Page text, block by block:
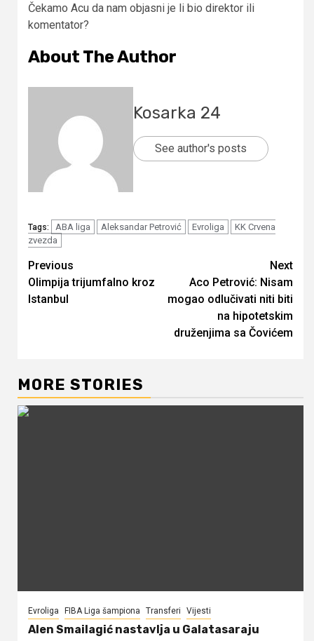
Čekamo Acu da nam objasni je li bio direktor ili
komentator?
About The Author
Kosarka 24
See author's posts
Tags: ABA liga Aleksandar Petrović Evroliga
KK Crvena
zvezda
Continue
Reading
Previous
Olimpija trijumfalno kroz
Istanbul
Next
Aco Petrović: Nisam
mogao odlučivati niti biti
na hipotetskim
druženjima sa Čovićem
MORE STORIES
Evroliga FIBA Liga šampiona Transferi Vijesti
Alen Smailagić nastavlja u Galatasaraju